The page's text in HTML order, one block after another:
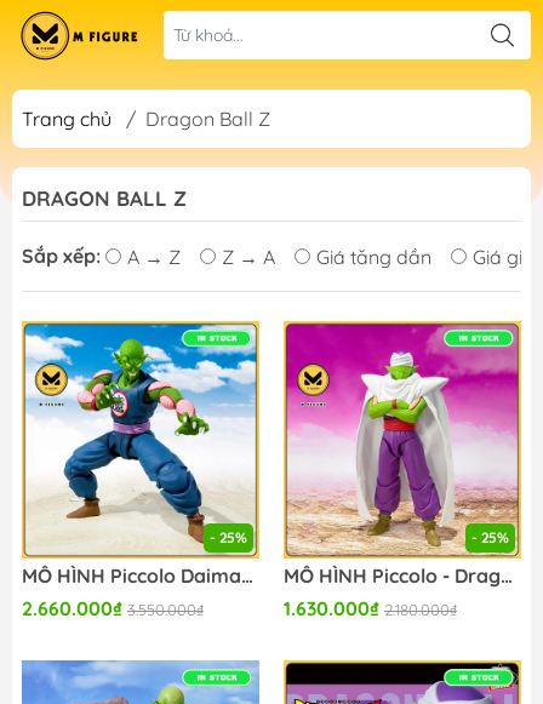
Trang chủ / Dragon Ball Z
DRAGON BALL Z
Sắp xếp: A → Z Z → A Giá tăng dần Giá
- 25%
MÔ HÌNH Piccolo Daimaou - Dragon Ball - S.H.Figuarts (Bandai Spirits) FIGURE CHÍNH HÃNG
2.660.000₫ 3.550.000₫
- 25%
MÔ HÌNH Piccolo - Dragon Ball Daima - S.H.Figuarts (Bandai Spirits) FIGURE CHÍNH HÃNG
1.630.000₫ 2.180.000₫